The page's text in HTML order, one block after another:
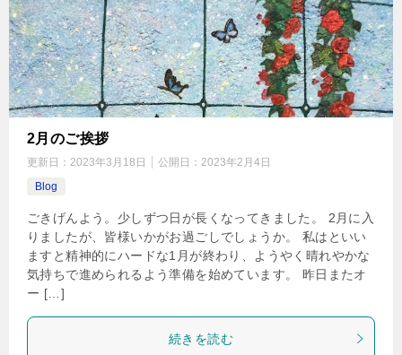
2月のご挨拶
更新日： 2023年3月18日 公開日： 2023年2月4日
Blog
ごきげんよう。少しずつ日が長くなってきました。 2月に入
りましたが、皆様いかがお過ごしでしょうか。 私はといい
ますと精神的にハードな1月が終わり、ようやく晴れやかな
気持ちで進められるよう準備を始めています。 昨日またオ
ー […]
続きを読む